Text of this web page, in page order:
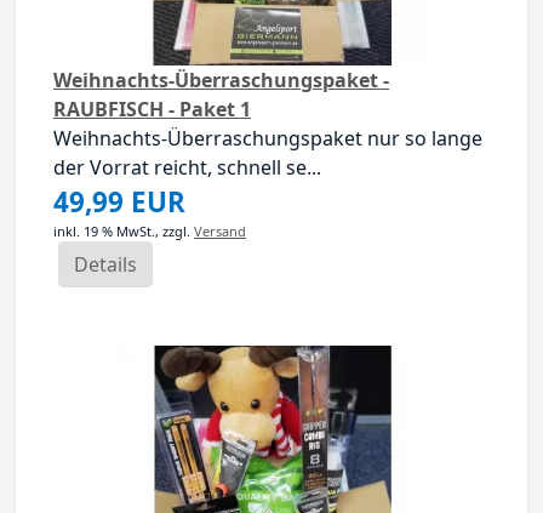
Weihnachts-Überraschungspaket -
RAUBFISCH - Paket 1
Weihnachts-Überraschungspaket nur so lange
der Vorrat reicht, schnell se...
49,99 EUR
inkl. 19 % MwSt., zzgl. Versand
Details